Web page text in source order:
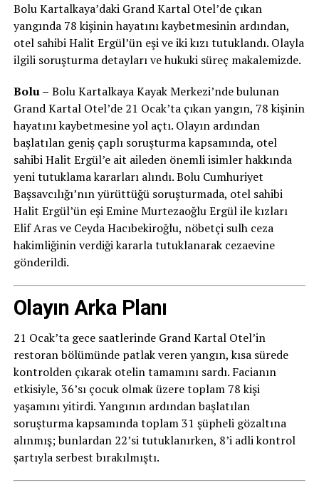
Bolu Kartalkaya’daki Grand Kartal Otel’de çıkan
yangında 78 kişinin hayatını kaybetmesinin ardından,
otel sahibi Halit Ergül’ün eşi ve iki kızı tutuklandı. Olayla
ilgili soruşturma detayları ve hukuki süreç makalemizde.
Bolu – Bolu Kartalkaya Kayak Merkezi’nde bulunan
Grand Kartal Otel’de 21 Ocak’ta çıkan yangın, 78 kişinin
hayatını kaybetmesine yol açtı. Olayın ardından
başlatılan geniş çaplı soruşturma kapsamında, otel
sahibi Halit Ergül’e ait aileden önemli isimler hakkında
yeni tutuklama kararları alındı. Bolu Cumhuriyet
Başsavcılığı’nın yürüttüğü soruşturmada, otel sahibi
Halit Ergül’ün eşi Emine Murtezaoğlu Ergül ile kızları
Elif Aras ve Ceyda Hacıbekiroğlu, nöbetçi sulh ceza
hakimliğinin verdiği kararla tutuklanarak cezaevine
gönderildi.
Olayın Arka Planı
21 Ocak’ta gece saatlerinde Grand Kartal Otel’in
restoran bölümünde patlak veren yangın, kısa sürede
kontrolden çıkarak otelin tamamını sardı. Facianın
etkisiyle, 36’sı çocuk olmak üzere toplam 78 kişi
yaşamını yitirdi. Yangının ardından başlatılan
soruşturma kapsamında toplam 31 şüpheli gözaltına
alınmış; bunlardan 22’si tutuklanırken, 8’i adli kontrol
şartıyla serbest bırakılmıştı.